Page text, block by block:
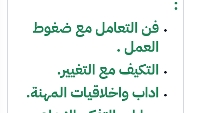
:
فن التعامل مع ضغوط
العمل .
التكيف مع التغيير.
اداب واخلاقيات المهنة.